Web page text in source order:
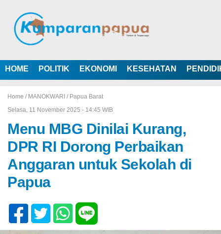
HOME POLITIK EKONOMI KESEHATAN
Home / MANOKWARI / Papua Barat
Selasa, 11 November 2025 - 14:45 WIB
Menu MBG Dinilai Kurang,
DPR RI Dorong Perbaikan
Anggaran untuk Sekolah di
Papua